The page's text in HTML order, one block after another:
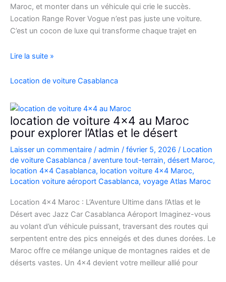
Maroc, et monter dans un véhicule qui crie le succès.
Location Range Rover Vogue n’est pas juste une voiture.
C’est un cocon de luxe qui transforme chaque trajet en
Location
Rover
Casablanca
Lire la suite »
Location de voiture Casablanca
location de voiture 4×4 au Maroc
pour explorer l’Atlas et le désert
Laisser un commentaire / admin / février 5, 2026 / Location
de voiture Casablanca / aventure tout-terrain, désert Maroc,
location 4x4 Casablanca, location voiture 4x4 Maroc,
Location voiture aéroport Casablanca, voyage Atlas Maroc
Location 4×4 Maroc : L’Aventure Ultime dans l’Atlas et le
Désert avec Jazz Car Casablanca Aéroport Imaginez-vous
au volant d’un véhicule puissant, traversant des routes qui
serpentent entre des pics enneigés et des dunes dorées. Le
Maroc offre ce mélange unique de montagnes raides et de
déserts vastes. Un 4×4 devient votre meilleur allié pour